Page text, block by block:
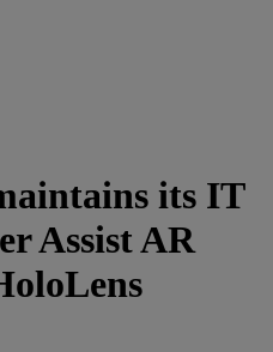
its IT
Assist AR